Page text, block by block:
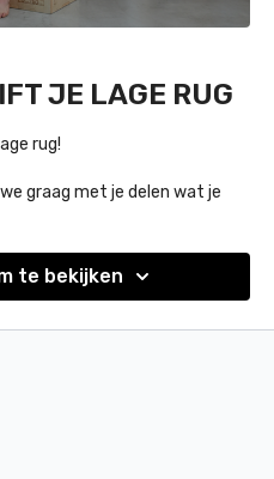
JE LAGE RUG
rug!
graag met je delen wat je
kan gaan.
deel uit te maken van de
te bekijken